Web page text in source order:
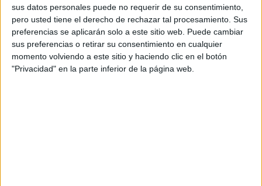
sus datos personales puede no requerir de su consentimiento,
pero usted tiene el derecho de rechazar tal procesamiento. Sus
preferencias se aplicarán solo a este sitio web. Puede cambiar
sus preferencias o retirar su consentimiento en cualquier
momento volviendo a este sitio y haciendo clic en el botón
"Privacidad" en la parte inferior de la página web.
El anuncio, firmado por el consejero Alberto Gaitán
Rodríguez, señala que los expedientes se encuentran en
fase de tramitación debido a que “no queda probada la
permanencia en el domicilio ” y, por tanto, tampoco la
vecindad administrativa en la ciudad autónoma.